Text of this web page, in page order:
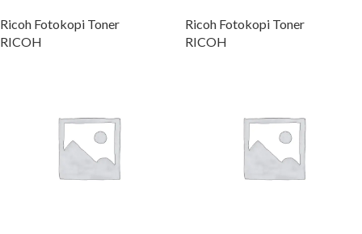
Ricoh Fotokopi Toner
RICOH
Ricoh Fotokopi Toner
RICOH